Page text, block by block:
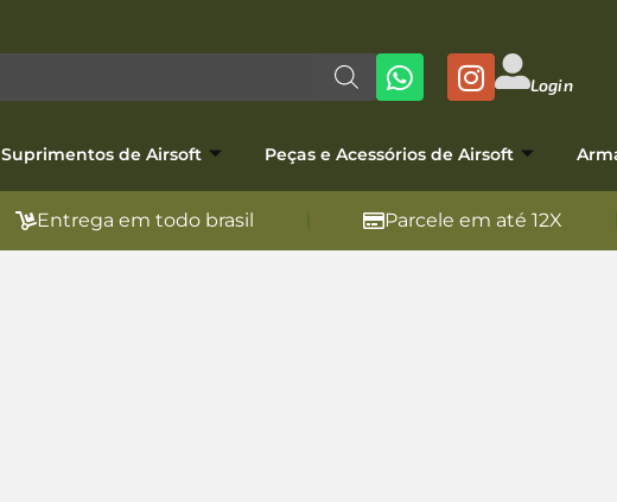
Login
Suprimentos de Airsoft Peças e Acessórios de Airsoft
Entrega em todo brasil Parcele em até 12X